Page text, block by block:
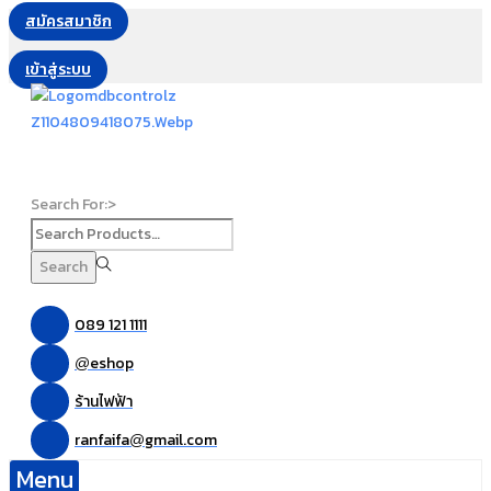
สมัครสมาชิก
เข้าสู่ระบบ
Search For:>
Search
089 121 1111
@eshop
ร้านไฟฟ้า
ranfaifa@gmail.com
Menu